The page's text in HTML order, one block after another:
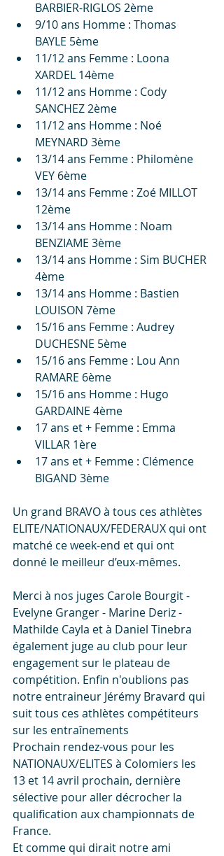
BARBIER-RIGLOS 2ème
9/10 ans Homme : Thomas
BAYLE 5ème
11/12 ans Femme : Loona
XARDEL 14ème
11/12 ans Homme : Cody
SANCHEZ 2ème
11/12 ans Homme : Noé
MEYNARD 3ème
13/14 ans Femme : Philomène
VEY 6ème
13/14 ans Femme : Zoé MILLOT
12ème
13/14 ans Homme : Noam
BENZIAME 3ème
13/14 ans Homme : Sim BUCHER
4ème
13/14 ans Homme : Bastien
LOUISON 7ème
15/16 ans Femme : Audrey
DUCHESNE 5ème
15/16 ans Femme : Lou Ann
RAMARE 6ème
15/16 ans Homme : Hugo
GARDAINE 4ème
17 ans et + Femme : Emma
VILLAR 1ère
17 ans et + Femme : Clémence
BIGAND 3ème
Un grand BRAVO à tous ces athlètes
ELITE/NATIONAUX/FEDERAUX qui ont
matché ce week-end et qui ont
donné le meilleur d’eux-mêmes.
Merci à nos juges Carole Bourgit -
Evelyne Granger - Marine Deriz -
Mathilde Cayla et à Daniel Tinebra
également juge au club pour leur
engagement sur le plateau de
compétition. Enfin n'oublions pas
notre entraineur Jérémy Bravard qui
suit tous ces athlètes compétiteurs
sur les entraînements
Prochain rendez-vous pour les
NATIONAUX/ELITES à Colomiers les
13 et 14 avril prochain, dernière
sélective pour aller décrocher la
qualification aux championnats de
France.
Et comme qui dirait notre ami